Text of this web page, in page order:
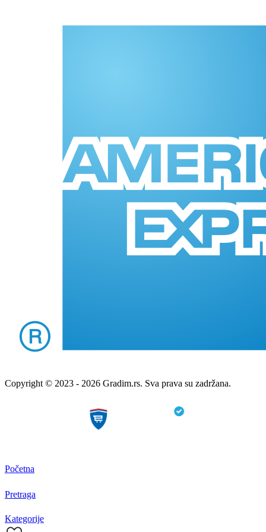
Copyright © 2023 - 2026 Gradim.rs. Sva prava su zadržana.
Početna
Pretraga
Kategorije